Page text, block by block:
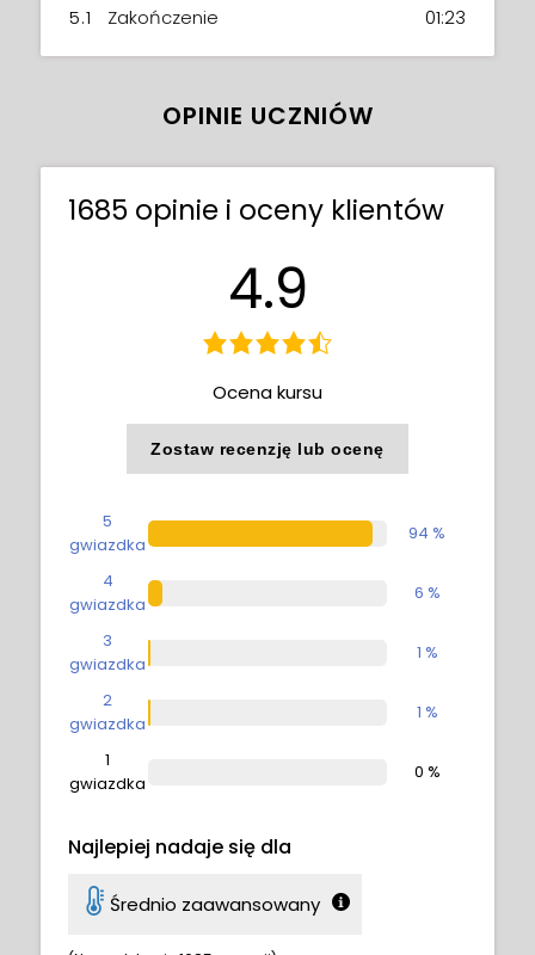
5.1 Zakończenie 01:23
OPINIE UCZNIÓW
1685 opinie i oceny klientów
4.9
Ocena kursu
Zostaw recenzję lub ocenę
5
gwiazdka
94 %
4
gwiazdka
6 %
3
gwiazdka
1 %
2
gwiazdka
1 %
1
gwiazdka
0 %
Najlepiej nadaje się dla
Średnio zaawansowany